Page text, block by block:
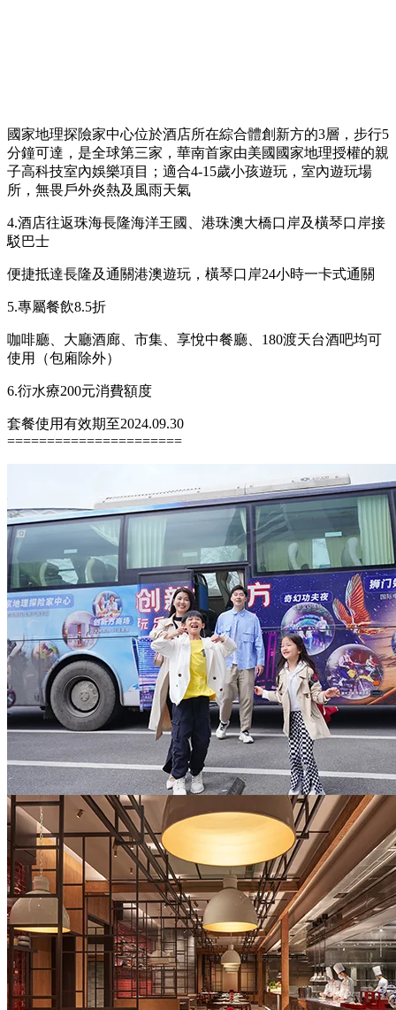
國家地理探險家中心位於酒店所在綜合體創新方的3層，步行5
分鐘可達，是全球第三家，華南首家由美國國家地理授權的親
子高科技室內娛樂項目；適合4-15歲小孩遊玩，室內遊玩場
所，無畏戶外炎熱及風雨天氣
4.酒店往返珠海長隆海洋王國、港珠澳大橋口岸及橫琴口岸接
駁巴士
便捷抵達長隆及通關港澳遊玩，橫琴口岸24小時一卡式通關
5.專屬餐飲8.5折
咖啡廳、大廳酒廊、市集、享悅中餐廳、180渡天台酒吧均可
使用（包廂除外）
6.衍水療200元消費額度
套餐使用有效期至2024.09.30
======================